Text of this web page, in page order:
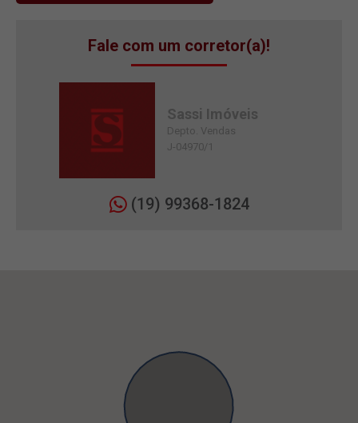
Fale com um corretor(a)!
Sassi Imóveis
Depto. Vendas
J-04970/1
(19) 99368-1824